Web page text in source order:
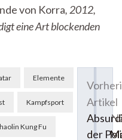
von Korra, 2012,
eine Art blockenden
Elemente
Kampfsport
Kung Fu
Artikel
der